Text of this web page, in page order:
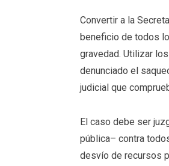
Convertir a la
beneficio de todos
gravedad. Utilizar
denunciado el
judicial que
El caso debe ser
pública– contra
desvío de recursos